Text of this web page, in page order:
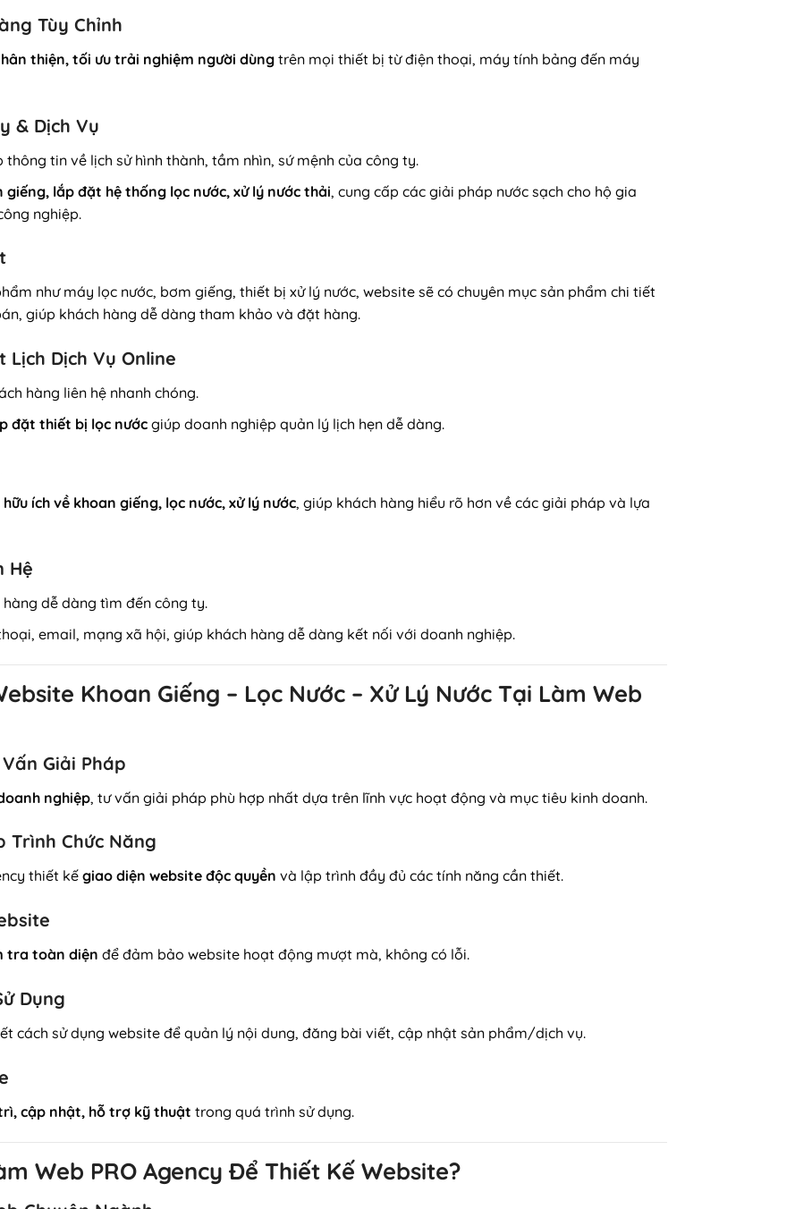
Tùy Chỉnh
thiện, tối ưu trải nghiệm người dùng trên mọi thiết bị từ điện thoại, máy tính bảng đến máy
& Dịch Vụ
thông tin về lịch sử hình thành, tầm nhìn, sứ mệnh của công ty.
giếng, lắp đặt hệ thống lọc nước, xử lý nước thải, cung cấp các giải pháp nước sạch cho hộ gia
nghiệp.
như máy lọc nước, bơm giếng, thiết bị xử lý nước, website sẽ có chuyên mục sản phẩm chi tiết
giúp khách hàng dễ dàng tham khảo và đặt hàng.
Lịch Dịch Vụ Online
hàng liên hệ nhanh chóng.
đặt thiết bị lọc nướcgiúp doanh nghiệp quản lý lịch hẹn dễ dàng.
ích về khoan giếng, lọc nước, xử lý nước, giúp khách hàng hiểu rõ hơn về các giải pháp và lựa
Hệ
dễ dàng tìm đến công ty.
email, mạng xã hội, giúp khách hàng dễ dàng kết nối với doanh nghiệp.
Khoan Giếng – Lọc Nước – Xử Lý Nước Tại Làm Web
Giải Pháp
nghiệp, tư vấn giải pháp phù hợp nhất dựa trên lĩnh vực hoạt động và mục tiêu kinh doanh.
Trình Chức Năng
thiết kế giao diện website độc quyền và lập trình đầy đủ các tính năng cần thiết.
tra toàn diện để đảm bảo website hoạt động mượt mà, không có lỗi.
Dụng
cách sử dụng website để quản lý nội dung, đăng bài viết, cập nhật sản phẩm/dịch vụ.
cập nhật, hỗ trợ kỹ thuật trong quá trình sử dụng.
Web PRO Agency Để Thiết Kế Website?